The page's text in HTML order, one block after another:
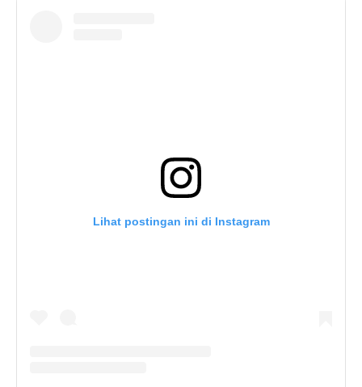
Lihat postingan ini di Instagram